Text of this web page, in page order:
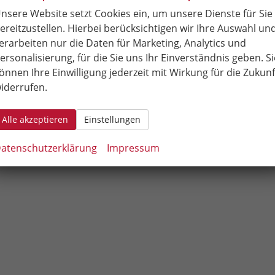
Wunschmodell aus. Mit den Filtern können Sie
Lagerfahrzeuge, Fahrzeuge im Vorlauf), Motorisierung,
kauft man beim Autohaus Raab & Miske in
Website setzt Cookies ein, um unsere Dienste für Sie
Hierbei berücksichtigen wir Ihre Auswahl
nur die Daten für Marketing, Analytics und
für die Sie uns Ihr Einverständnis geben.
Ihre Einwilligung jederzeit mit Wirkung für die
Alle akzeptieren Einstellungen
Impressum